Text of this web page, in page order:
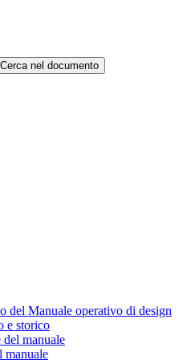
Cerca nel documento
del Manuale operativo di design
e storico
del manuale
manuale